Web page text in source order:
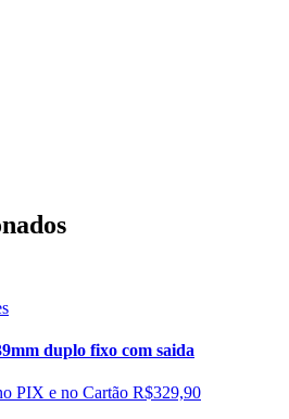
duplo fixo com saida
PIX e no Cartão R$329,90